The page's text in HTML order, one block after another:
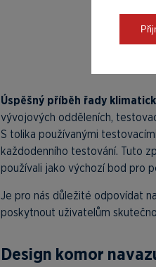
Úspěšný příběh řady
vývojových odděleních,
S tolika používanými
každodenního testování. Tuto
používali jako výchozí bod pro
Je pro nás důležité odpovídat
poskytnout uživatelům
Design komor